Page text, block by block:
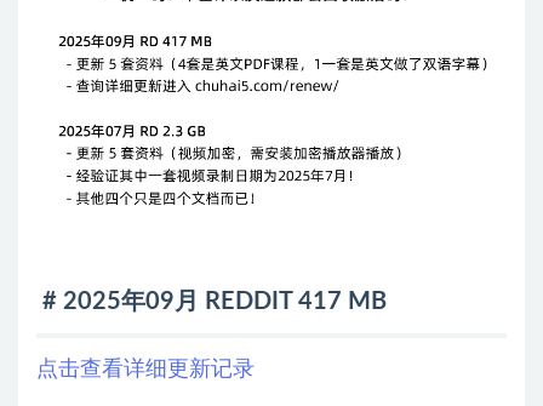
# 2025年09月 REDDIT 417 MB
点击查看详细更新记录